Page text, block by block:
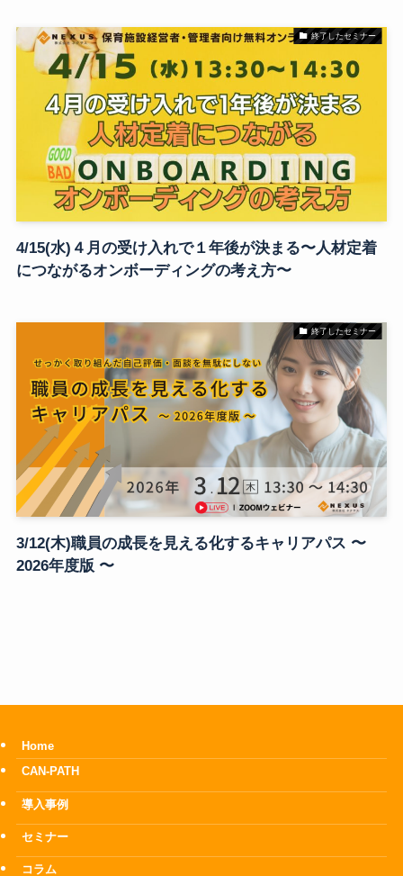
終了したセミナー
4/15(水)４月の受け入れで１年後が決まる〜人材定着
につながるオンボーディングの考え方〜
終了したセミナー
3/12(木)職員の成長を見える化するキャリアパス 〜
2026年度版 〜
Home
CAN-PATH
導入事例
セミナー
コラム